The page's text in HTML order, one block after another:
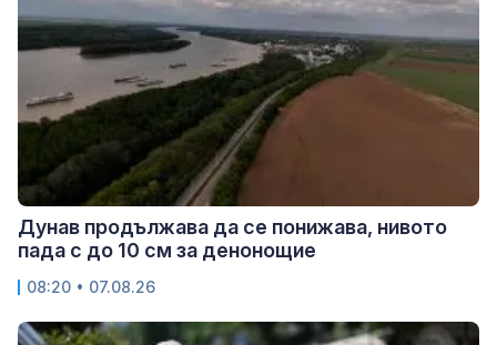
Дунав продължава да се понижава, нивото
пада с до 10 см за денонощие
08:20 • 07.08.26